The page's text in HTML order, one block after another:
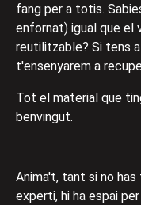
fang per a totis.
enfornat) igual que el
reutilitzable? Si tens
t'ensenyarem a
Tot el material que
benvingut.
Anima't, tant si no
experti, hi ha espai